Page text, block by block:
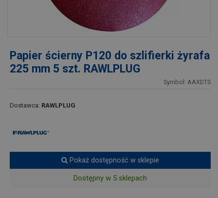
Papier ścierny P120 do szlifierki żyrafa
225 mm 5 szt. RAWLPLUG
Symbol: AAXDTS
Dostawca: RAWLPLUG
Pokaż dostępność w sklepie
Dostępny w 5 sklepach